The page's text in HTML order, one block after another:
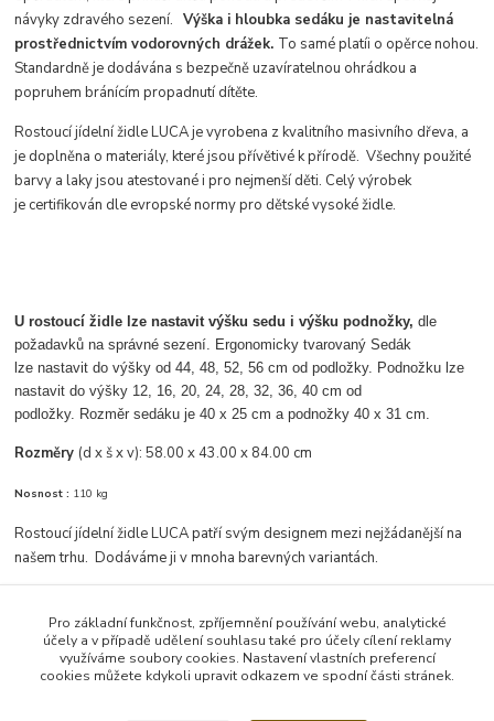
návyky zdravého sezení.Výška i hloubka sedáku je nastavitelná
prostřednictvím vodorovných drážek. To samé platíi o opěrce nohou.
Standardně je dodávána s bezpečně uzavíratelnou ohrádkou a
popruhem bránícím propadnutí dítěte.
Rostoucí jídelní židle LUCA je vyrobena z kvalitního masivního dřeva, a
je doplněna o materiály, které jsou přívětivé k přírodě. Všechny použité
barvy a laky jsou atestované i pro nejmenší děti. Celý výrobek
je certifikován dle evropské normy pro dětské vysoké židle.
U rostoucí židle lze nastavit výšku sedu i výšku podnožky,dle
požadavků na správné sezení. Ergonomicky tvarovaný Sedák
lze nastavit do výšky od 44, 48, 52, 56 cm od podložky. Podnožku lze
nastavit do výšky 12, 16, 20, 24, 28, 32, 36, 40 cm od
podložky. Rozměr sedáku je 40 x 25 cm a podnožky 40 x 31 cm.
Rozměry (d x š x v): 58.00 x 43.00 x 84.00 cm
Nosnost : 110 kg
Rostoucí jídelní židle LUCA patří svým designem mezi nejžádanější na
našem trhu. Dodáváme ji v mnoha barevných variantách.
Zboží zařazeno v kategoriích
Pro základní funkčnost, zpříjemnění používání webu, analytické
účely a v případě udělení souhlasu také pro účely cílení reklamy
využíváme soubory cookies. Nastavení vlastních preferencí
cookies můžete kdykoli upravit odkazem ve spodní části stránek.